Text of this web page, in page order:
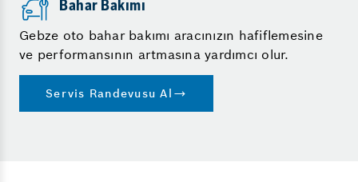
Bahar Bakımı
Gebze oto bahar bakımı aracınızın hafiflemesine
ve performansının artmasına yardımcı olur.
Servis Randevusu Al